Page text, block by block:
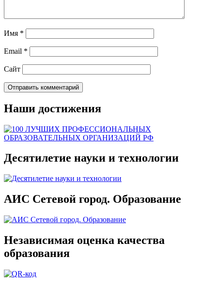
Имя *
Email *
Сайт
Наши достижения
Десятилетие науки и технологии
АИС Сетевой город. Образование
Независимая оценка качества
образования